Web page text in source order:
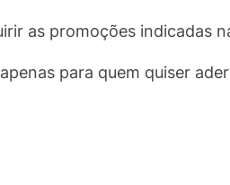
as promoções indicadas
para quem quiser